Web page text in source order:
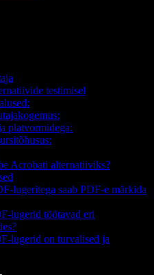
testimisel
platvormidega:
Acrobati alternatiiviks?
lugeritega saab PDF-e märkida
lugerid töötavad eri
lugerid on turvalised ja